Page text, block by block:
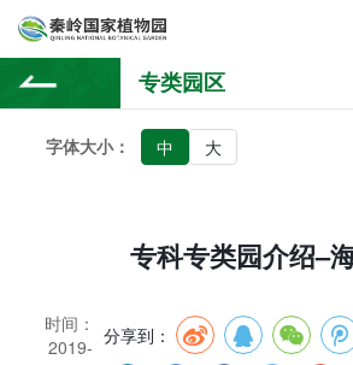
专类园区
字体大小： 中 大
专科专类园介绍–
时间：
2019- 分享到：